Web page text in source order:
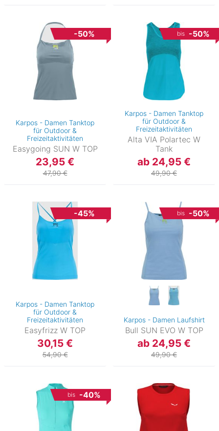
-50%
Karpos - Damen Tanktop
für Outdoor &
Freizeitaktivitäten
Easygoing SUN W TOP
23,95 €
47,90 €
bis -50%
Karpos - Damen Tanktop
für Outdoor &
Freizeitaktivitäten
Alta VIA Polartec W
Tank
ab 24,95 €
49,90 €
-45%
Karpos - Damen Tanktop
für Outdoor &
Freizeitaktivitäten
Easyfrizz W TOP
30,15 €
54,90 €
bis -50%
Karpos - Damen Laufshirt
Bull SUN EVO W TOP
ab 24,95 €
49,90 €
bis -40%